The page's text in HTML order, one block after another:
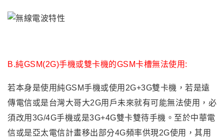
B.純GSM(2G)手機或雙卡機的GSM卡槽無法使用:
若本身是使用純GSM手機或使用2G+3G雙卡機 ， 若是遠
傳電信或是台灣大哥大2G用戶未來就有可能無法使用 ， 必
須改用3G/4G手機或是3G+4G雙卡雙待手機。至於中華電
信或是亞太電信計畫移出部分4G頻率供現2G使用，其用